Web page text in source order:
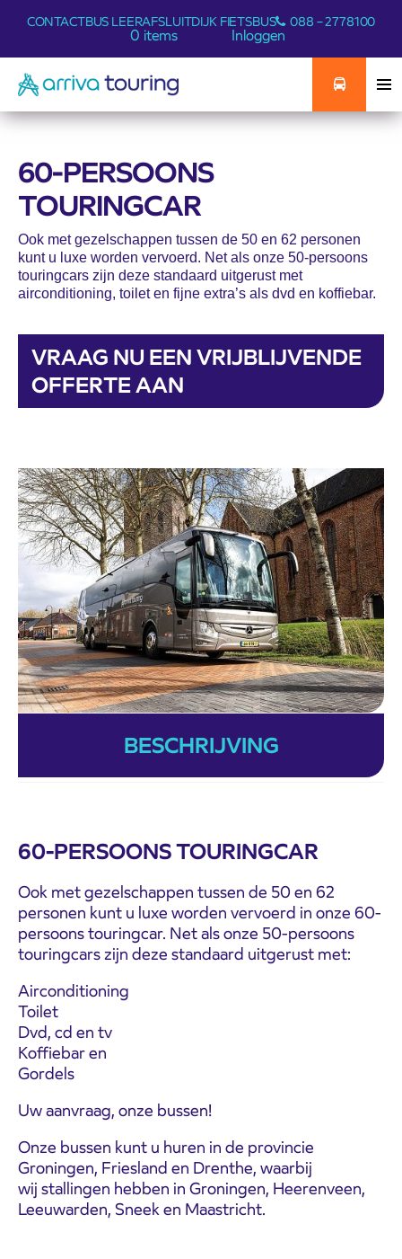
CONTACTBUS LEERAFSLUITDIJK FIETSBUS 088 – 2778100
0 items Inloggen
60-PERSOONS
TOURINGCAR
Ook met gezelschappen tussen de 50 en 62 personen
kunt u luxe worden vervoerd. Net als onze 50-persoons
touringcars zijn deze standaard uitgerust met
airconditioning, toilet en fijne extra’s als dvd en koffiebar.
VRAAG NU EEN VRIJBLIJVENDE
OFFERTE AAN
BESCHRIJVING
60-PERSOONS TOURINGCAR
Ook met gezelschappen tussen de 50 en 62
personen kunt u luxe worden vervoerd in onze 60-
persoons touringcar. Net als onze 50-persoons
touringcars zijn deze standaard uitgerust met:
Airconditioning
Toilet
Dvd, cd en tv
Koffiebar en
Gordels
Uw aanvraag, onze bussen!
Onze bussen kunt u huren in de provincie
Groningen, Friesland en Drenthe, waarbij
wij stallingen hebben in Groningen, Heerenveen,
Leeuwarden, Sneek en Maastricht.